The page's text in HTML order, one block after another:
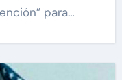
para…